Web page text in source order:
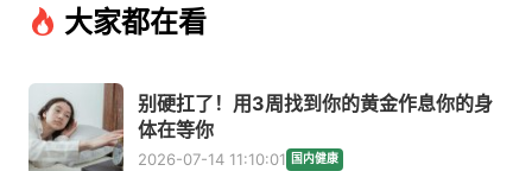
大家都在看
别硬扛了！用3周找到你的黄金作息你的身
体在等你
2026-07-14 11:10:01 国内健康